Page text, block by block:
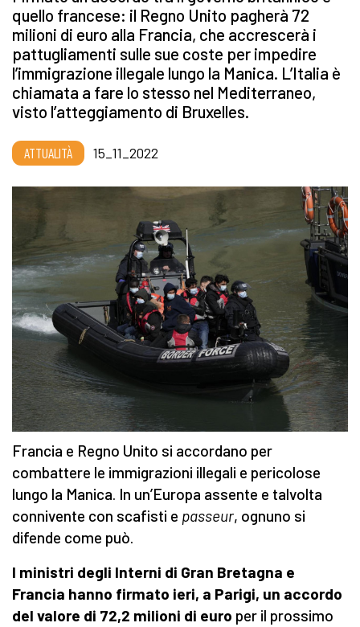
quello francese: il Regno Unito pagherà 72
milioni di euro alla Francia, che accrescerà i
pattugliamenti sulle sue coste per impedire
l’immigrazione illegale lungo la Manica. L’Italia è
chiamata a fare lo stesso nel Mediterraneo,
visto l’atteggiamento di Bruxelles.
ATTUALITÀ 15_11_2022
Francia e Regno Unito si accordano per
combattere le immigrazioni illegali e pericolose
lungo la Manica. In un’Europa assente e talvolta
connivente con scafisti e passeur, ognuno si
difende come può.
I ministri degli Interni di Gran Bretagna e
Francia hanno firmato ieri, a Parigi, un accordo
del valore di 72,2 milioni di euro per il prossimo